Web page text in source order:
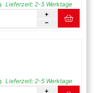
Lieferzeit:2-5 Werktage
Lieferzeit:2-5 Werktage